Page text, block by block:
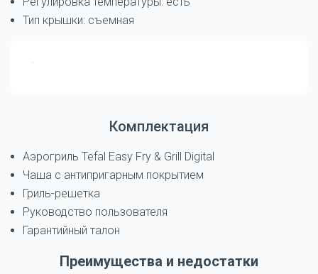
Тип крышки: съемная
Комплектация
Аэрогриль Tefal Easy Fry & Grill Digital
Чаша с антипригарным покрытием
Гриль-решетка
Руководство пользователя
Гарантийный талон
Преимущества и недостатки